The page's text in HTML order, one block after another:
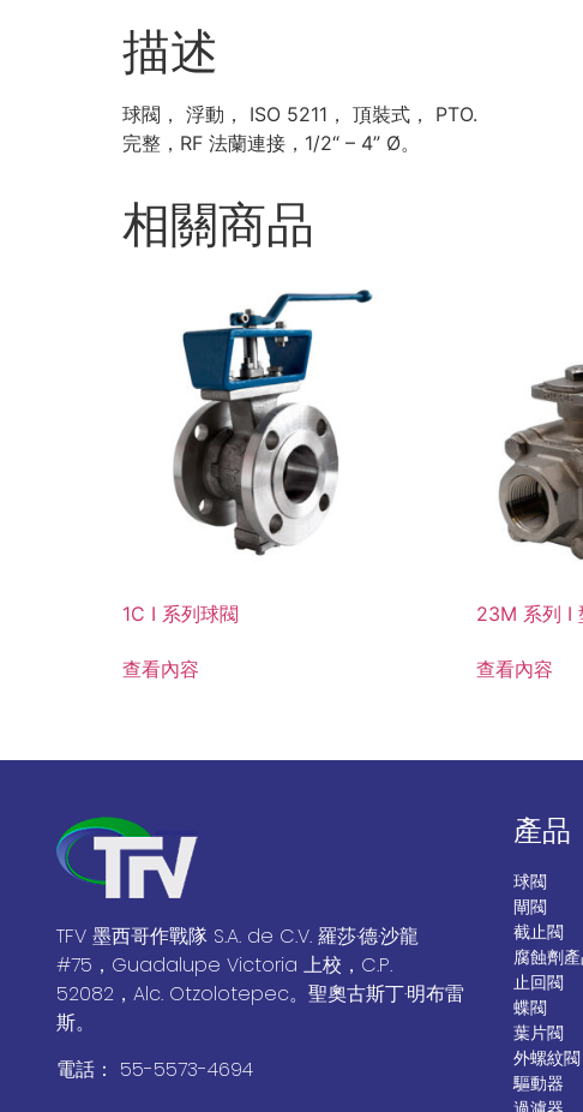
描述
球閥， 浮動， ISO 5211， 頂裝式， PTO.
完整，RF 法蘭連接，1/2“ – 4” Ø。
相關商品
1C I 系列球閥
查看內容
23M 系列 I
查看內容
TFV 墨西哥作戰隊 S.A. de C.V. 羅莎·德·沙龍
#75，Guadalupe Victoria 上校，C.P.
52082，Alc. Otzolotepec。聖奧古斯丁·明布雷
斯。
電話： 55-5573-4694
產品
球閥
閘閥
截止閥
腐蝕劑
止回閥
蝶閥
葉片閥
外螺紋閥
驅動器